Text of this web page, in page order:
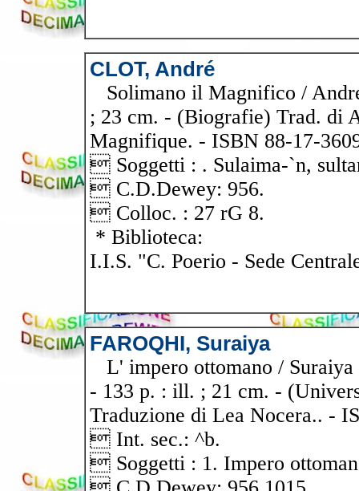
CLOT, André
Solimano il Magnifico /
; 23 cm. - (Biografie) Trad. di
Magnifique. - ISBN 88-17-
 Soggetti : . Sulaima-`n,
 C.D.Dewey: 956.
 Colloc. : 27 rG 8.
* Biblioteca:
I.I.S. "C. Poerio - Sede
FAROQHI, Suraiya
L' impero ottomano /
- 133 p. : ill. ; 21 cm. -
Traduzione di Lea Nocera.. -
 Int. sec.: ^b.
 Soggetti : 1. Impero